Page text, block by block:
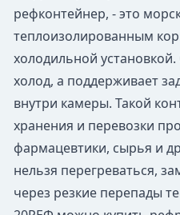
рефконтейнер, - это
теплоизолированным
холодильной
холод, а поддерживает
внутри камеры. Такой
хранения и перевозки
фармацевтики, сырья и
нельзя перегреваться,
через резкие перепады